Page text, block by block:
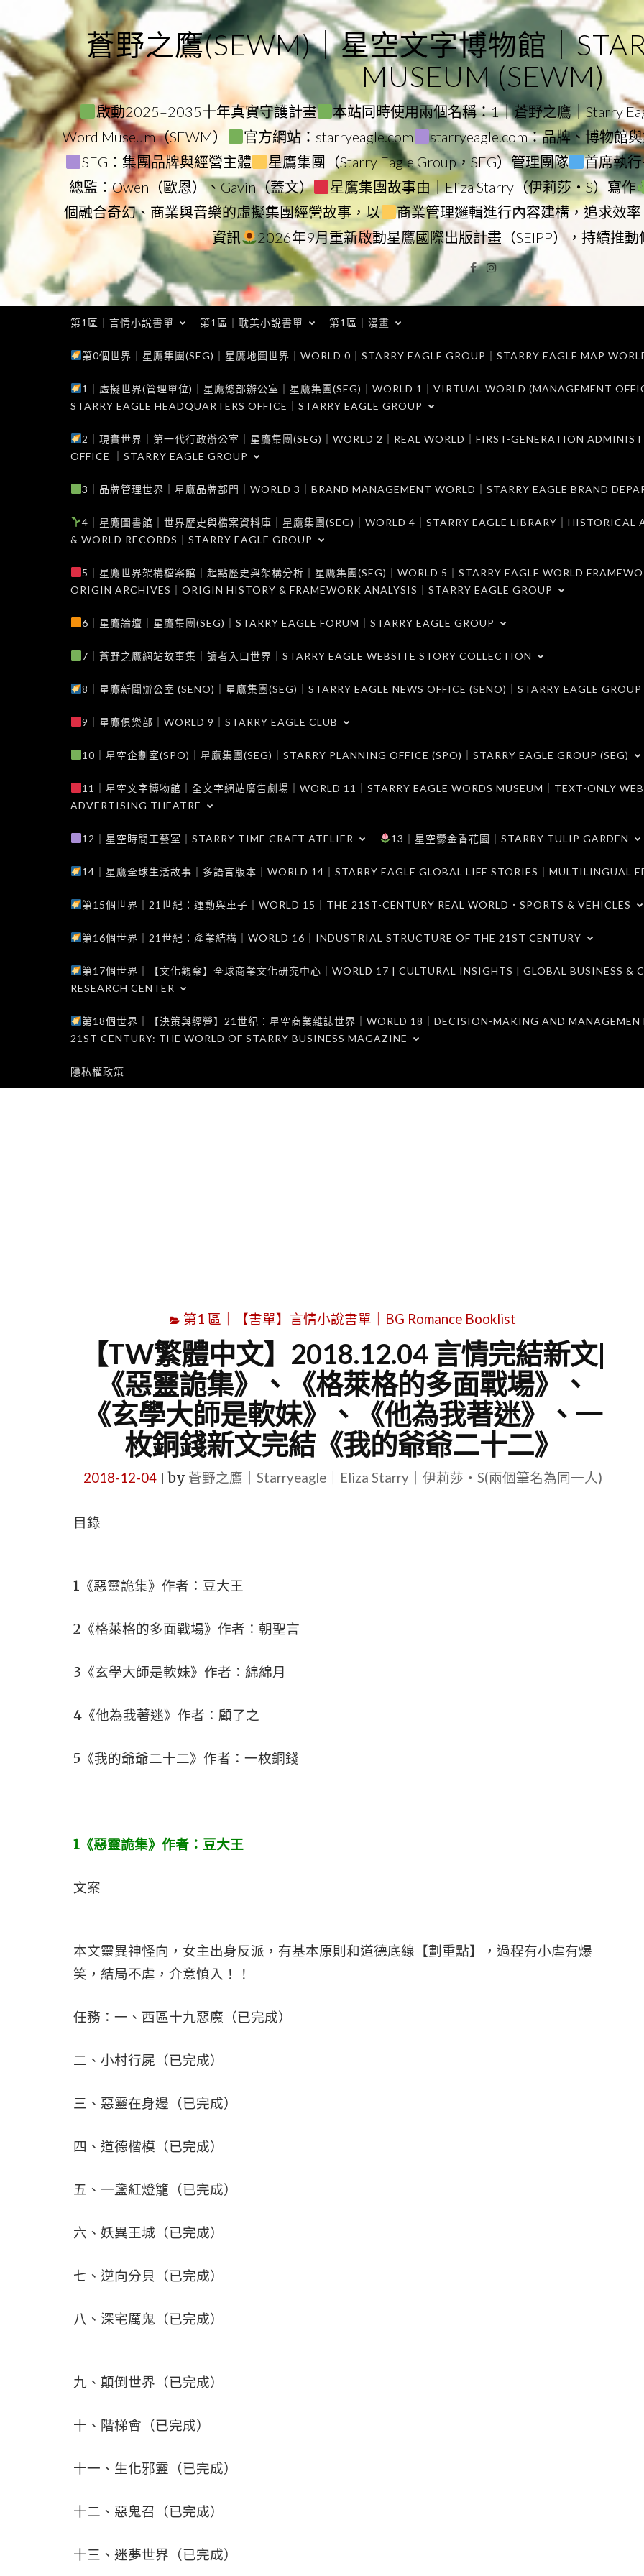
to
content
蒼野之鷹(SEWM)｜星空文字博物館｜
MUSEUM (SEWM)
啟動2025–2035十年真實守護計畫
本站同時使用兩個名稱：1｜蒼野之鷹｜Starry
Word Museum（SEWM）
官方網站：starryeagle.com starryeagle.com：品牌、博物館
SEG：集團品牌與經營主體
星鷹集團（Starry Eagle Group，SEG）管理團隊 首席執
總監：Owen（歐恩）、Gavin（蓋文）
星鷹集團故事由｜Eliza Starry（伊莉莎・S）寫作
個融合奇幻、商業與音樂的虛擬集團經營故事，以
商業管理邏輯進行內容建構，追求效
資訊
2026年9月重新啟動星鷹國際出版計畫（SEIPP），持續推
Facebook
Instagram
第1區｜言情小說書單 第1區｜耽美小說書單 第1區｜漫畫
第0個世界｜星鷹集團(SEG)｜星鷹地圖世界｜WORLD 0｜STARRY EAGLE GROUP｜STARRY EAGLE MAP
1｜虛擬世界(管理單位)｜星鷹總部辦公室｜星鷹集團(SEG)｜WORLD 1｜VIRTUAL WORLD (MANAGEMENT
STARRY EAGLE HEADQUARTERS OFFICE｜STARRY EAGLE GROUP
2｜現實世界｜第一代行政辦公室｜星鷹集團(SEG)｜WORLD 2｜REAL WORLD｜FIRST-GENERATION
OFFICE ｜STARRY EAGLE GROUP
3｜品牌管理世界｜星鷹品牌部門｜WORLD 3｜BRAND MANAGEMENT WORLD｜STARRY EAGLE BRAND
4｜星鷹圖書館｜世界歷史與檔案資料庫｜星鷹集團(SEG)｜WORLD 4｜STARRY EAGLE LIBRARY｜HISTORICAL
& WORLD RECORDS｜STARRY EAGLE GROUP
5｜星鷹世界架構檔案館｜起點歷史與架構分析｜星鷹集團(SEG)｜WORLD 5｜STARRY EAGLE WORLD
ORIGIN ARCHIVES｜ORIGIN HISTORY & FRAMEWORK ANALYSIS｜STARRY EAGLE GROUP
6｜星鷹論壇｜星鷹集團(SEG)｜STARRY EAGLE FORUM｜STARRY EAGLE GROUP
7｜蒼野之鷹網站故事集｜讀者入口世界｜STARRY EAGLE WEBSITE STORY COLLECTION
8｜星鷹新聞辦公室 (SENO)｜星鷹集團(SEG)｜STARRY EAGLE NEWS OFFICE (SENO)｜STARRY EAGLE GROUP
9｜星鷹俱樂部｜WORLD 9｜STARRY EAGLE CLUB
10｜星空企劃室(SPO)｜星鷹集團(SEG)｜STARRY PLANNING OFFICE (SPO)｜STARRY EAGLE GROUP (SEG)
11｜星空文字博物館｜全文字網站廣告劇場｜WORLD 11｜STARRY EAGLE WORDS MUSEUM｜TEXT-ONLY
ADVERTISING THEATRE
12｜星空時間工藝室｜STARRY TIME CRAFT ATELIER 13｜星空鬱金香花園｜STARRY TULIP GARDEN
14｜星鷹全球生活故事｜多語言版本｜WORLD 14｜STARRY EAGLE GLOBAL LIFE STORIES｜MULTILINGUAL
第15個世界｜21世紀：運動與車子｜WORLD 15｜THE 21ST-CENTURY REAL WORLD．SPORTS & VEHICLES
第16個世界｜21世紀：產業結構｜WORLD 16｜INDUSTRIAL STRUCTURE OF THE 21ST CENTURY
第17個世界｜【文化觀察】全球商業文化研究中心｜WORLD 17 | CULTURAL INSIGHTS | GLOBAL BUSINESS &
RESEARCH CENTER
第18個世界｜【決策與經營】21世紀：星空商業雜誌世界｜WORLD 18｜DECISION-MAKING AND
21ST CENTURY: THE WORLD OF STARRY BUSINESS MAGAZINE
隱私權政策
第1 區｜【書單】言情小說書單｜BG Romance Booklist
【TW繁體中文】2018.12.04 言情完結新文|
《惡靈詭集》、《格萊格的多面戰場》、
《玄學大師是軟妹》、《他為我著迷》、一
枚銅錢新文完結《我的爺爺二十二》
2018-12-04 by 蒼野之鷹｜Starryeagle｜Eliza Starry｜伊莉莎・S(兩個筆名為同一人)
目錄
1《惡靈詭集》作者：豆大王
2《格萊格的多面戰場》作者：朝聖言
3《玄學大師是軟妹》作者：綿綿月
4《他為我著迷》作者：顧了之
5《我的爺爺二十二》作者：一枚銅錢
1 《惡靈詭集》作者：豆大王
文案
本文靈異神怪向，女主出身反派，有基本原則和道德底線【劃重點】，過程有小虐有爆
笑，結局不虐，介意慎入！！
任務：一、西區十九惡魔（已完成）
二、小村行屍（已完成）
三、惡靈在身邊（已完成）
四、道德楷模（已完成）
五、一盞紅燈籠（已完成）
六、妖異王城（已完成）
七、逆向分貝（已完成）
八、深宅厲鬼（已完成）
九、顛倒世界（已完成）
十、階梯會（已完成）
十一、生化邪靈（已完成）
十二、惡鬼召（已完成）
十三、迷夢世界（已完成）